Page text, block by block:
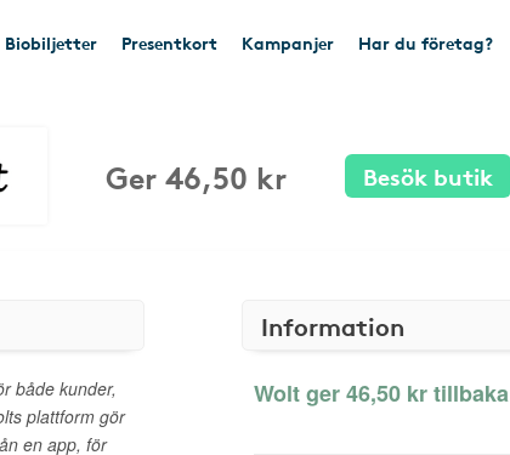
Biobiljetter Presentkort Kampanjer Har du företag?
Ger 46,50 kr Besök butik
både kunder,
plattform gör
en app, för
Information
Wolt ger 46,50 kr tillbaka